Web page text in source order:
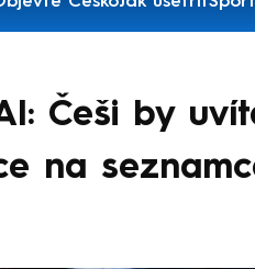
Češi by
na